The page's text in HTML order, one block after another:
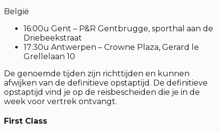
België
16:00u Gent – P&R Gentbrugge, sporthal aan de
Driebeekstraat
17:30u Antwerpen – Crowne Plaza, Gerard le
Grellelaan 10
De genoemde tijden zijn richttijden en kunnen
afwijken van de definitieve opstaptijd. De definitieve
opstaptijd vind je op de reisbescheiden die je in de
week voor vertrek ontvangt.
First Class